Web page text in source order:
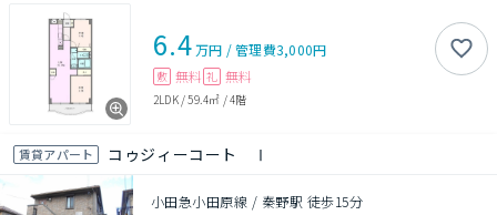
6.4万円 /管理費3,000円
敷 無料 礼 無料
2LDK/59.4㎡ /4階
賃貸アパート コゥジィーコート Ⅰ
小田急小田原線 / 秦野駅 徒歩15分